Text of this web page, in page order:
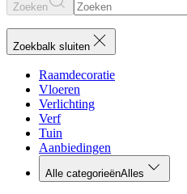
Zoeken
Zoekbalk sluiten
Raamdecoratie
Vloeren
Verlichting
Verf
Tuin
Aanbiedingen
Alle categorieënAlles